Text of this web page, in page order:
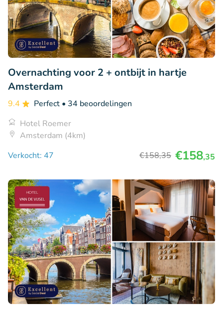
Overnachting voor 2 + ontbijt in hartje
Amsterdam
9.4 Perfect • 34 beoordelingen
Hotel Roemer
Amsterdam (4km)
Verkocht: 47
€158,35 €158,35